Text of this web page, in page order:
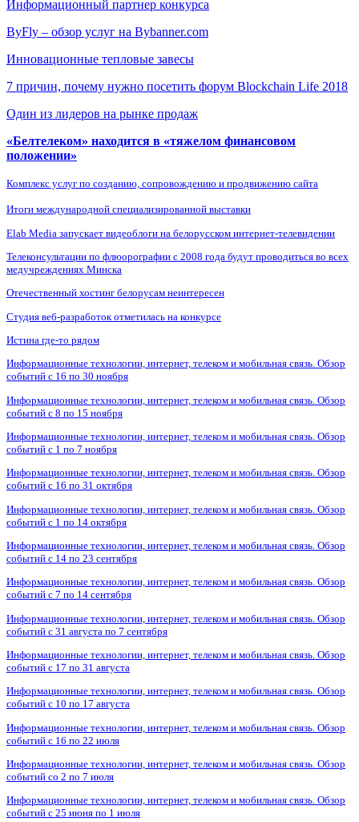
Информационный партнер конкурса
ByFly – обзор услуг на Bybanner.com
Инновационные тепловые завесы
7 причин, почему нужно посетить форум Blockchain Life 2018
Один из лидеров на рынке продаж
«Белтелеком» находится в «тяжелом финансовом
положении»
Комплекс услуг по созданию, сопровождению и продвижению сайта
Итоги международной специализированной выставки
Elab Media запускает видеоблоги на белорусском интернет-телевидении
Телеконсультации по флюорографии с 2008 года будут проводиться во всех
медучреждениях Минска
Отечественный хостинг белорусам неинтересен
Студия веб-разработок отметилась на конкурсе
Истина где-то рядом
Информационные технологии, интернет, телеком и мобильная связь. Обзор
событий с 16 по 30 ноября
Информационные технологии, интернет, телеком и мобильная связь. Обзор
событий с 8 по 15 ноября
Информационные технологии, интернет, телеком и мобильная связь. Обзор
событий с 1 по 7 ноября
Информационные технологии, интернет, телеком и мобильная связь. Обзор
событий с 16 по 31 октября
Информационные технологии, интернет, телеком и мобильная связь. Обзор
событий с 1 по 14 октября
Информационные технологии, интернет, телеком и мобильная связь. Обзор
событий с 14 по 23 сентября
Информационные технологии, интернет, телеком и мобильная связь. Обзор
событий с 7 по 14 сентября
Информационные технологии, интернет, телеком и мобильная связь. Обзор
событий с 31 августа по 7 сентября
Информационные технологии, интернет, телеком и мобильная связь. Обзор
событий с 17 по 31 августа
Информационные технологии, интернет, телеком и мобильная связь. Обзор
событий с 10 по 17 августа
Информационные технологии, интернет, телеком и мобильная связь. Обзор
событий с 16 по 22 июля
Информационные технологии, интернет, телеком и мобильная связь. Обзор
событий со 2 по 7 июля
Информационные технологии, интернет, телеком и мобильная связь. Обзор
событий с 25 июня по 1 июля